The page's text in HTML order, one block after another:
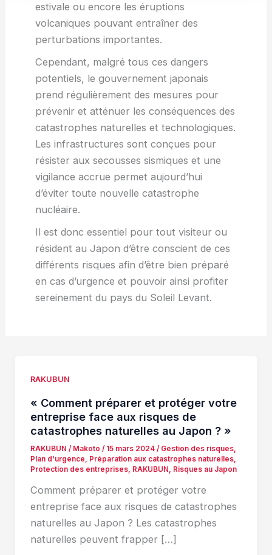
estivale ou encore les éruptions
volcaniques pouvant entraîner des
perturbations importantes.
Cependant, malgré tous ces dangers
potentiels, le gouvernement japonais
prend régulièrement des mesures pour
prévenir et atténuer les conséquences des
catastrophes naturelles et technologiques.
Les infrastructures sont conçues pour
résister aux secousses sismiques et une
vigilance accrue permet aujourd’hui
d’éviter toute nouvelle catastrophe
nucléaire.
Il est donc essentiel pour tout visiteur ou
résident au Japon d’être conscient de ces
différents risques afin d’être bien préparé
en cas d’urgence et pouvoir ainsi profiter
sereinement du pays du Soleil Levant.
RAKUBUN
« Comment préparer et protéger votre
entreprise face aux risques de
catastrophes naturelles au Japon ? »
RAKUBUN / Makoto / 15 mars 2024 / Gestion des risques,
Plan d'urgence, Préparation aux catastrophes naturelles,
Protection des entreprises, RAKUBUN , Risques au Japon
Comment préparer et protéger votre
entreprise face aux risques de catastrophes
naturelles au Japon ? Les catastrophes
naturelles peuvent frapper […]